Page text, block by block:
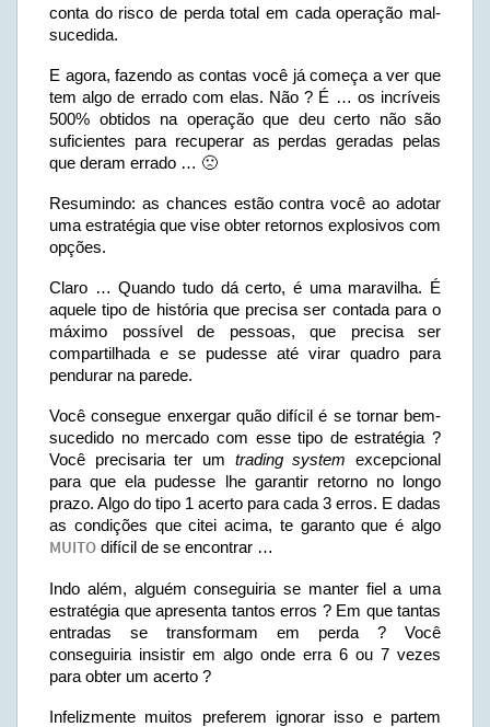
conta do risco de perda total em cada operação mal-
sucedida.
E agora, fazendo as contas você já começa a ver que
tem algo de errado com elas. Não ? É … os incríveis
500% obtidos na operação que deu certo não são
suficientes para recuperar as perdas geradas pelas
que deram errado … 🙁
Resumindo: as chances estão contra você ao adotar
uma estratégia que vise obter retornos explosivos com
opções.
Claro … Quando tudo dá certo, é uma maravilha. É
aquele tipo de história que precisa ser contada para o
máximo possível de pessoas, que precisa ser
compartilhada e se pudesse até virar quadro para
pendurar na parede.
Você consegue enxergar quão difícil é se tornar bem-
sucedido no mercado com esse tipo de estratégia ?
Você precisaria ter um trading system excepcional
para que ela pudesse lhe garantir retorno no longo
prazo. Algo do tipo 1 acerto para cada 3 erros. E dadas
as condições que citei acima, te garanto que é algo
MUITO difícil de se encontrar …
Indo além, alguém conseguiria se manter fiel a uma
estratégia que apresenta tantos erros ? Em que tantas
entradas se transformam em perda ? Você
conseguiria insistir em algo onde erra 6 ou 7 vezes
para obter um acerto ?
Infelizmente muitos preferem ignorar isso e partem